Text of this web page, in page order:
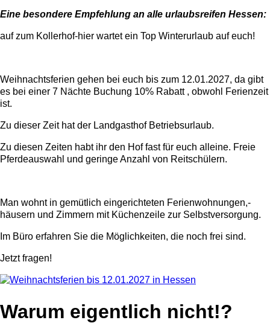
Eine besondere Empfehlung an alle urlaubsreifen Hessen:
auf zum Kollerhof-hier wartet ein Top Winterurlaub auf euch!
Weihnachtsferien gehen bei euch bis zum 12.01.2027, da gibt
es bei einer 7 Nächte Buchung 10% Rabatt , obwohl Ferienzeit
ist.
Zu dieser Zeit hat der Landgasthof Betriebsurlaub.
Zu diesen Zeiten habt ihr den Hof fast für euch alleine. Freie
Pferdeauswahl und geringe Anzahl von Reitschülern.
Man wohnt in gemütlich eingerichteten Ferienwohnungen,-
häusern und Zimmern mit Küchenzeile zur Selbstversorgung.
Im Büro erfahren Sie die Möglichkeiten, die noch frei sind.
Jetzt fragen!
Warum eigentlich nicht!?